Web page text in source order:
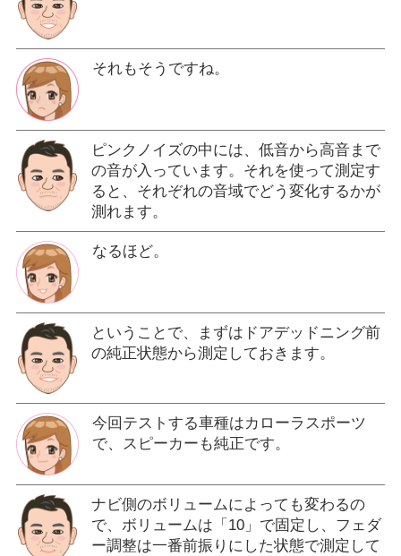
それもそうですね。
ピンクノイズの中には、低音から高音まで
の音が入っています。それを使って測定す
ると、それぞれの音域でどう変化するかが
測れます。
なるほど。
ということで、まずはドアデッドニング前
の純正状態から測定しておきます。
今回テストする車種はカローラスポーツ
で、スピーカーも純正です。
ナビ側のボリュームによっても変わるの
で、ボリュームは「10」で固定し、フェダ
ー調整は一番前振りにした状態で測定して